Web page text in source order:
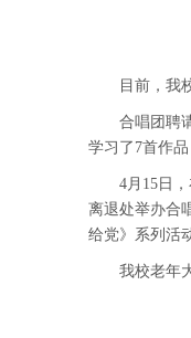
目前， 我
合唱团聘
学习了 7首作
4月15日 ，
离退处举办合
给党》系列活
我校老年